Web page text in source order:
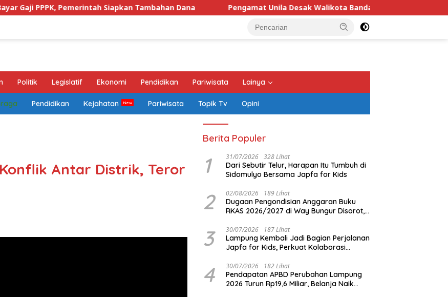
Pemerintah Siapkan Tambahan Dana Pengamat Unila Desak Walikota Bandar Lampung Evaluasi Program
Politik Legislatif Ekonomi Pendidikan Pariwisata Lainya
Pendidikan Kejahatan Pariwisata Topik Tv Opini
Konflik Antar Distrik, Teror
Berita Populer
1 31/07/2026 328 Lihat
Dari Sebutir Telur, Harapan Itu Tumbuh di
Sidomulyo Bersama Japfa for Kids
2 02/08/2026 189 Lihat
Dugaan Pengondisian Anggaran Buku
RKAS 2026/2027 di Way Bungur Disorot,
Keuntungan untuk Rekreasi
3 30/07/2026 187 Lihat
Lampung Kembali Jadi Bagian Perjalanan
Japfa for Kids, Perkuat Kolaborasi
4 30/07/2026 182 Lihat
Pendapatan APBD Perubahan Lampung
2026 Turun Rp19,6 Miliar, Belanja Naik